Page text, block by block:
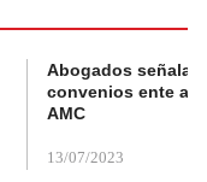
Abogados
convenios ente
AMC
13/07/2023